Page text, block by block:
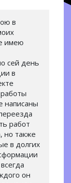
в
имею
сей день
в
написаны
работ
но также
в долгих
он